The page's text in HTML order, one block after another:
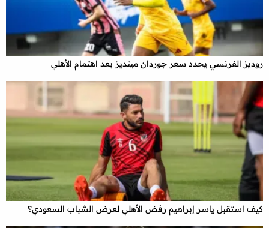
روديز الفرنسي يحدد سعر جوردان مينديز بعد اهتمام الأهلي
كيف استقبل ياسر إبراهيم رفض الأهلي لعرض الشباب السعودي؟